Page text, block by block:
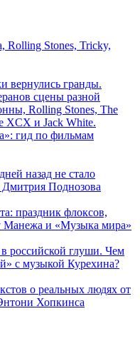
Stones, Tricky,
вернулись гранды.
сцены разной
Rolling Stones, The
XCX и Jack White.
гид по фильмам
назад не стало
Дмитрия Поднозова
праздник флоксов,
Манежа и «Музыка мира»
российской глуши. Чем
с музыкой Курехина?
о реальных людях от
Хопкинса